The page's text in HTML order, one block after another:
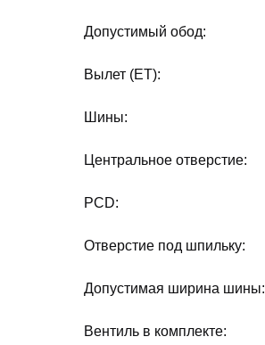
Допустимый обод:
Вылет (ЕТ):
Шины:
Центральное отверстие:
PCD:
Отверстие под шпильку:
Допустимая ширина шины:
Вентиль в комплекте: